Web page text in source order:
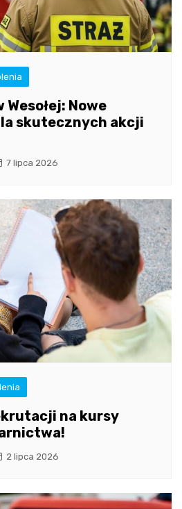
Wesołej: Nowe
skutecznych akcji
7 lipca 2026
na kursy
2 lipca 2026